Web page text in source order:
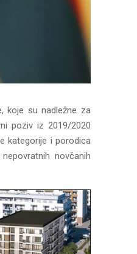
koje su nadležne za
poziv iz 2019/2020
kategorije i porodica
novčanih